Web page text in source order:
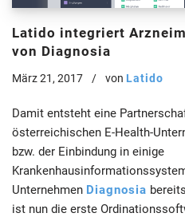
Latido integriert
von Diagnosia
März 21, 2017 von Latido
Damit entsteht eine
österreichischen E-Health-
bzw. der Einbindung in einige
Unternehmen Diagnosia
ist nun die erste